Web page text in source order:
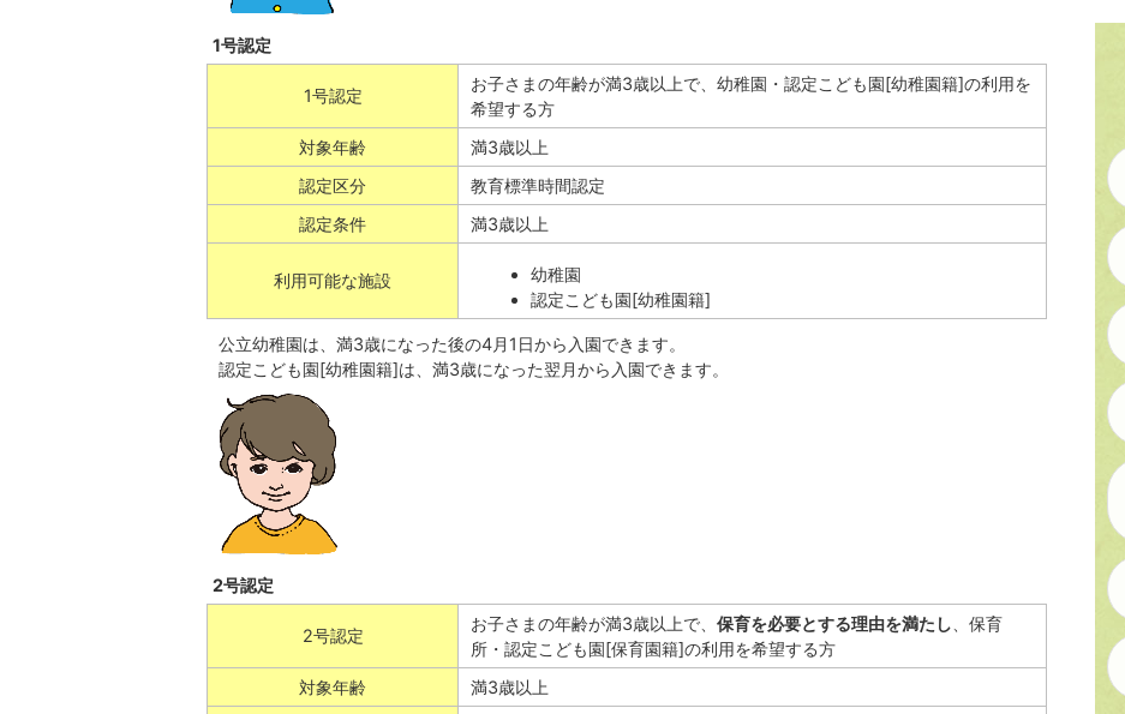
1号認定
1号認定
お子さまの年齢が満3歳以上で、幼稚園・認定こども園[幼稚園籍]の利用を
希望する方
対象年齢
満3歳以上
認定区分
教育標準時間認定
認定条件
満3歳以上
利用可能な施設
幼稚園
認定こども園[幼稚園籍]
公立幼稚園は、満3歳になった後の4月1日から入園できます。
認定こども園[幼稚園籍]は、満3歳になった翌月から入園できます。
2号認定
2号認定
お子さまの年齢が満3歳以上で、 保育を必要とする理由を満たし 、保育
所・認定こども園[保育園籍]の利用を希望する方
対象年齢
満3歳以上